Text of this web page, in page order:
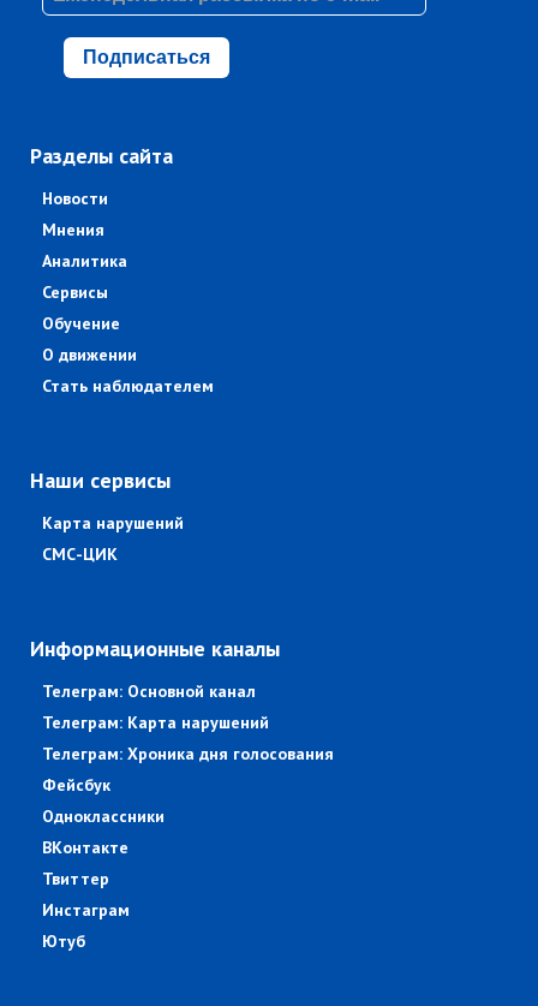
Подписаться
Разделы сайта
Новости
Мнения
Аналитика
Сервисы
Обучение
О движении
Стать наблюдателем
Наши сервисы
Карта нарушений
СМС-ЦИК
Информационные каналы
Телеграм: Основной канал
Телеграм: Карта нарушений
Телеграм: Хроника дня голосования
Фейсбук
Одноклассники
ВКонтакте
Твиттер
Инстаграм
Ютуб